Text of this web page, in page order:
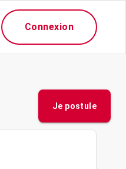
Connexion
Je postule